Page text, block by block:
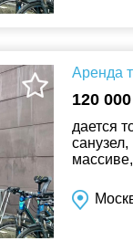
Аренда
120
дается